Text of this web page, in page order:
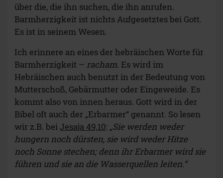
über die, die ihn suchen, die ihn anrufen.
Barmherzigkeit ist nichts Aufgesetztes bei Gott.
Es ist in seinem Wesen.
Ich erinnere an eines der hebräischen Worte für
Barmherzigkeit – racham. Es wird im
Hebräischen auch benutzt in der Bedeutung von
Mutterschoß, Gebärmutter oder Eingeweide. Es
kommt also von innen heraus. Gott wird in der
Bibel oft auch der „Erbarmer“ genannt. So lesen
wir z.B. bei Jesaja 49,10: „Sie werden weder
hungern noch dürsten, sie wird weder Hitze
noch Sonne stechen; denn ihr Erbarmer wird sie
führen und sie an die Wasserquellen leiten.“